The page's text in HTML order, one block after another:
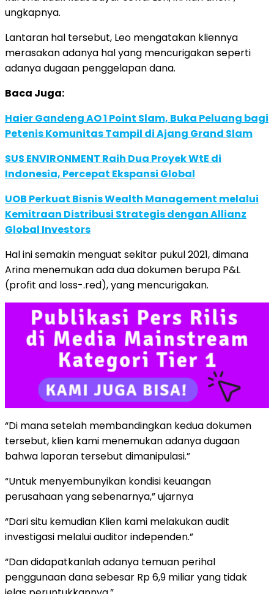
ungkapnya.
Lantaran hal tersebut, Leo mengatakan kliennya
merasakan adanya hal yang mencurigakan seperti
adanya dugaan penggelapan dana.
Baca Juga:
Haier Gandeng AO 1 Point Slam, Buka Peluang bagi
Petenis Komunitas Tampil di Ajang Grand Slam
SUS ENVIRONMENT Raih Dua Proyek WtE di
Indonesia, Percepat Ekspansi Global
UOB Perkuat Bisnis Wealth Management melalui
Kemitraan Distribusi Strategis dengan Allianz
Global Investors
Hal ini semakin menguat sekitar pukul 2021, dimana
Arina menemukan ada dua dokumen berupa P&L
(profit and loss-.red), yang mencurigakan.
“Di mana setelah membandingkan kedua dokumen
tersebut, klien kami menemukan adanya dugaan
bahwa laporan tersebut dimanipulasi.”
“Untuk menyembunyikan kondisi keuangan
perusahaan yang sebenarnya,” ujarnya
“Dari situ kemudian Klien kami melakukan audit
investigasi melalui auditor independen.”
“Dan didapatkanlah adanya temuan perihal
penggunaan dana sebesar Rp 6,9 miliar yang tidak